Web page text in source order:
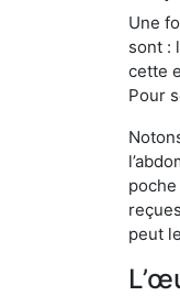
Une
sont :
cette
Pour
peut